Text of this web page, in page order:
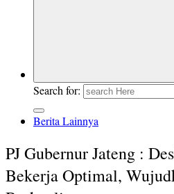
Search for:
Berita Lainnya
PJ Gubernur Jateng :
Bekerja Optimal,